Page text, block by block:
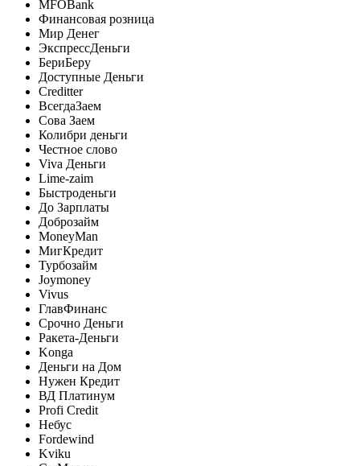
MFOBank
Финансовая розница
Мир Денег
ЭкспрессДеньги
БериБеру
Доступные Деньги
Creditter
ВсегдаЗаем
Сова Заем
Колибри деньги
Честное слово
Viva Деньги
Lime-zaim
Быстроденьги
До Зарплаты
Доброзайм
MoneyMan
МигКредит
Турбозайм
Joymoney
Vivus
ГлавФинанс
Срочно Деньги
Ракета-Деньги
Konga
Деньги на Дом
Нужен Кредит
ВД Платинум
Profi Credit
Небус
Fordewind
Kviku